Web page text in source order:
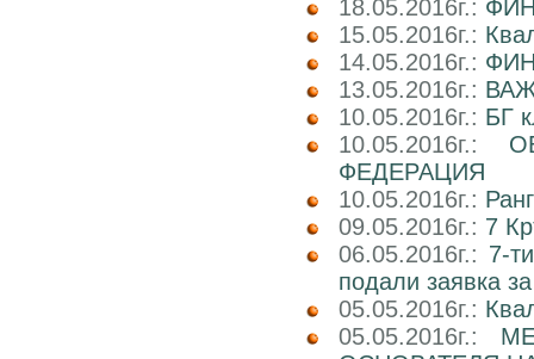
18.05.2016г.:
15.05.2016г.:
14.05.2016г.:
13.05.2016г.:
10.05.2016г.: БГ
10.05.2016г.:
ФЕДЕРАЦИЯ
10.05.2016г.:
09.05.2016г.: 7
06.05.2016г.: 7-
подали заявка
05.05.2016г.:
05.05.2016г.: